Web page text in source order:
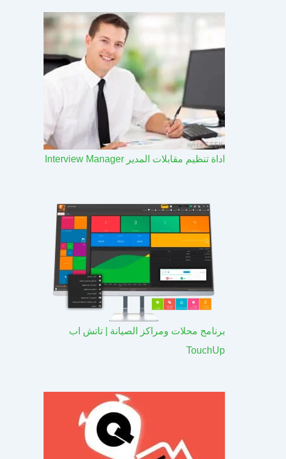
اداة تنظيم مقابلات المدير Interview Manager
برنامج محلات ومراكز الصيانة | تاتش اب
TouchUp